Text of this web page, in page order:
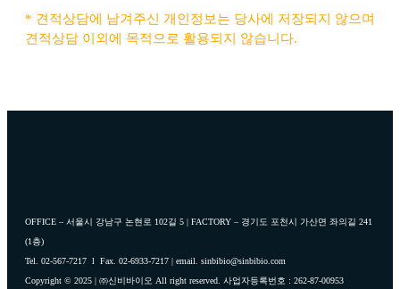
* 견적상담에 남겨주신 개인정보는 당사에 저장되지 않으며
견적상담 이외에 목적으로 활용되지 않습니다.
OFFICE – 서울시 강남구 논현로 102길 5 | FACTORY – 경기도 포천시 가산면 좌의길 241
(1층)
Tel. 02-567-7217 l Fax. 02-6933-7217 | email. sinbibio@sinbibio.com
Copyright © 2025 | ㈜신비바이오 All right reserved. 사업자등록번호 : 262-87-00953